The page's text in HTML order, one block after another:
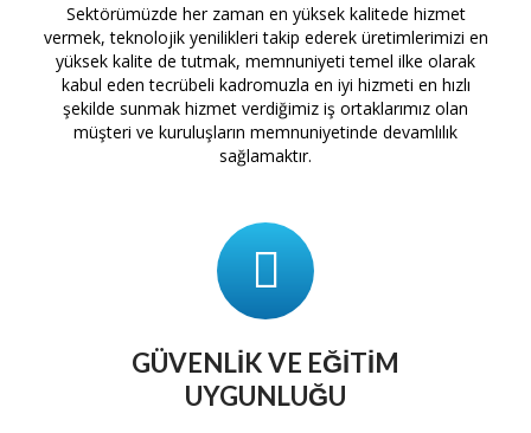
Sektörümüzde her zaman en yüksek kalitede hizmet
vermek, teknolojik yenilikleri takip ederek üretimlerimizi en
yüksek kalite de tutmak, memnuniyeti temel ilke olarak
kabul eden tecrübeli kadromuzla en iyi hizmeti en hızlı
şekilde sunmak hizmet verdiğimiz iş ortaklarımız olan
müşteri ve kuruluşların memnuniyetinde devamlılık
sağlamaktır.
GÜVENLIK VE EĞITIM
UYGUNLUĞU